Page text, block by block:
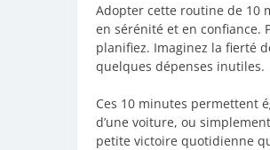
Adopter cette routine de 10
en sérénité et en confiance.
planifiez. Imaginez la fierté
quelques dépenses inutiles.
Ces 10 minutes permettent
d’une voiture, ou
petite victoire quotidienne